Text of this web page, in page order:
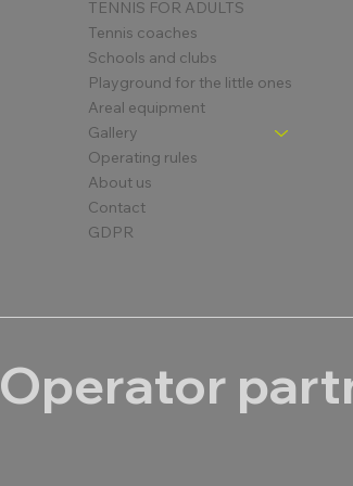
TENNIS FOR ADULTS
Tennis coaches
Schools and clubs
Playground for the little ones
Areal equipment
Gallery
Operating rules
About us
Contact
GDPR
Operator